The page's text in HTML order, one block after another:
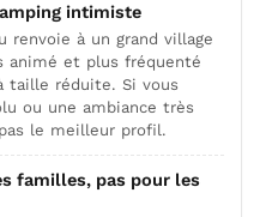
intimiste
renvoie à un grand village
animé et plus fréquenté
taille réduite. Si vous
ou une ambiance très
le meilleur profil.
familles, pas pour les